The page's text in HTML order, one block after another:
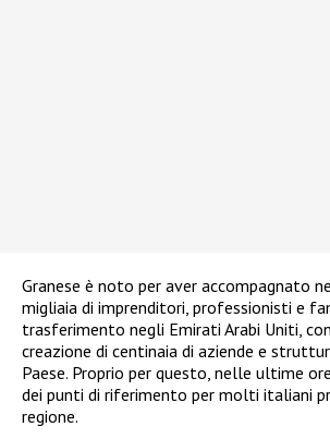
Granese è noto per aver accompagnato
migliaia di imprenditori, professionisti e
trasferimento negli Emirati Arabi Uniti,
creazione di centinaia di aziende e
Paese. Proprio per questo, nelle ultime
dei punti di riferimento per molti italiani
regione.